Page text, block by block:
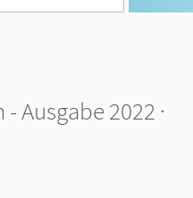
Ausgabe 2022 ·